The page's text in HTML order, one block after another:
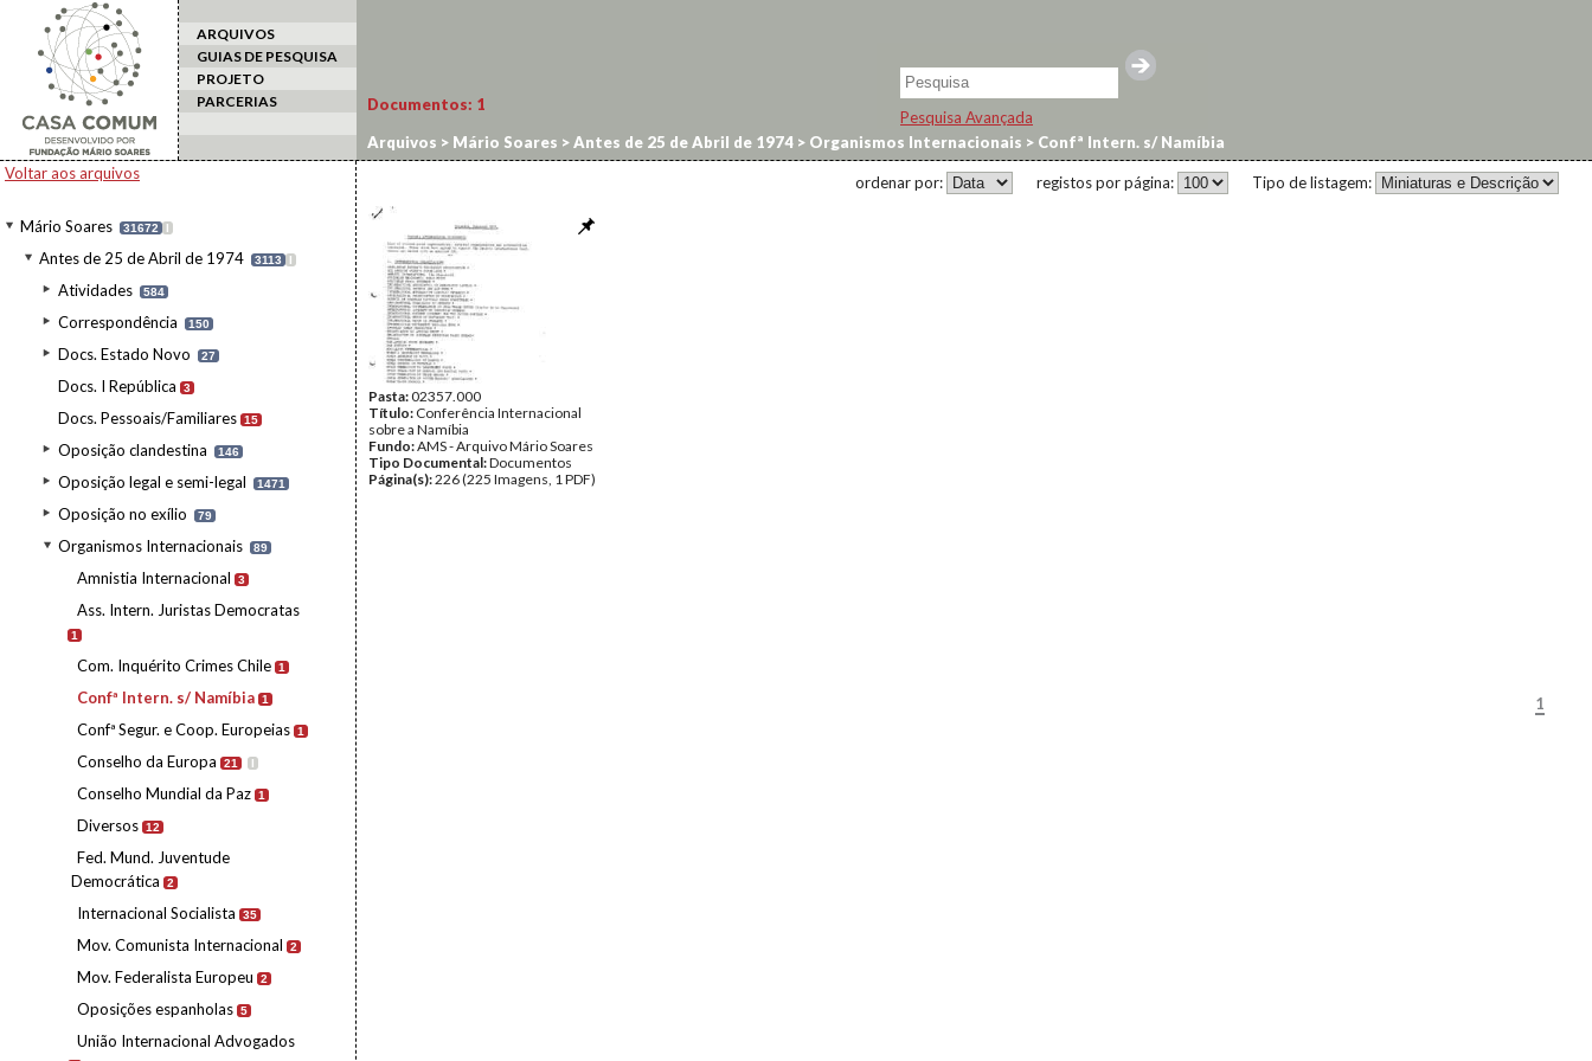
ARQUIVOS
GUIAS DE PESQUISA
PROJETO
PARCERIAS
Pesquisa Avançada
Voltar aos arquivos
Mário Soares 31672 I
Antes de 25 de Abril de 1974 3113 I
Atividades 584
Correspondência 150
Docs. Estado Novo 27
Docs. I República 3
Docs. Pessoais/Familiares 15
Oposição clandestina 146
Oposição legal e semi-legal 1471
Oposição no exílio 79
Organismos Internacionais 89
Amnistia Internacional 3
Ass. Intern. Juristas Democratas
1
Com. Inquérito Crimes Chile 1
Confª Intern. s/ Namíbia 1
Confª Segur. e Coop. Europeias 1
Conselho da Europa 21 I
Conselho Mundial da Paz 1
Diversos 12
Fed. Mund. Juventude
Democrática
2
Internacional Socialista 35
Mov. Comunista Internacional 2
Mov. Federalista Europeu 2
Oposições espanholas 5
União Internacional Advogados
Documentos: 1
Arquivos > Mário Soares >Antes de 25 de Abril de 1974 > Organismos Internacionais > Confª Intern. s/ Namíbia
Tipo de listagem:
registos por página:
ordenar por:
Pasta:02357.000
Título: Conferência Internacional
sobre a Namíbia
Fundo:AMS - Arquivo Mário Soares
Tipo Documental:Documentos
Página(s):226 (225 Imagens, 1 PDF)
1